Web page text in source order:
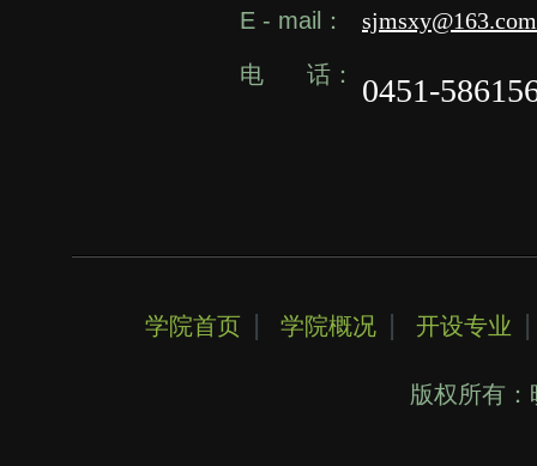
E - mail： sjmsxy@163.com
电 话： 0451-
学院首页 | 学院概况 | 开设专业
版权所有：